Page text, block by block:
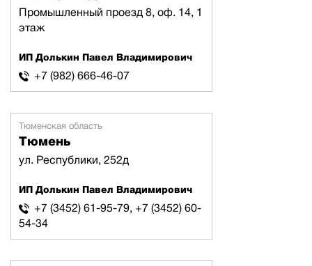
Промышленный проезд 8, оф. 14, 1
этаж
ИП Долькин Павел Владимирович
+7 (982) 666-46-07
Тюменская область
Тюмень
ул. Республики, 252д
ИП Долькин Павел Владимирович
+7 (3452) 61-95-79, +7 (3452) 60-
54-34